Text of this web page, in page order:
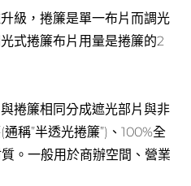
級，捲簾是單一布片而調光
式捲簾布片用量是捲簾的2
捲簾相同分成遮光部片與非
稱”半透光捲簾”)、100%全
。一般用於商辦空間、營業